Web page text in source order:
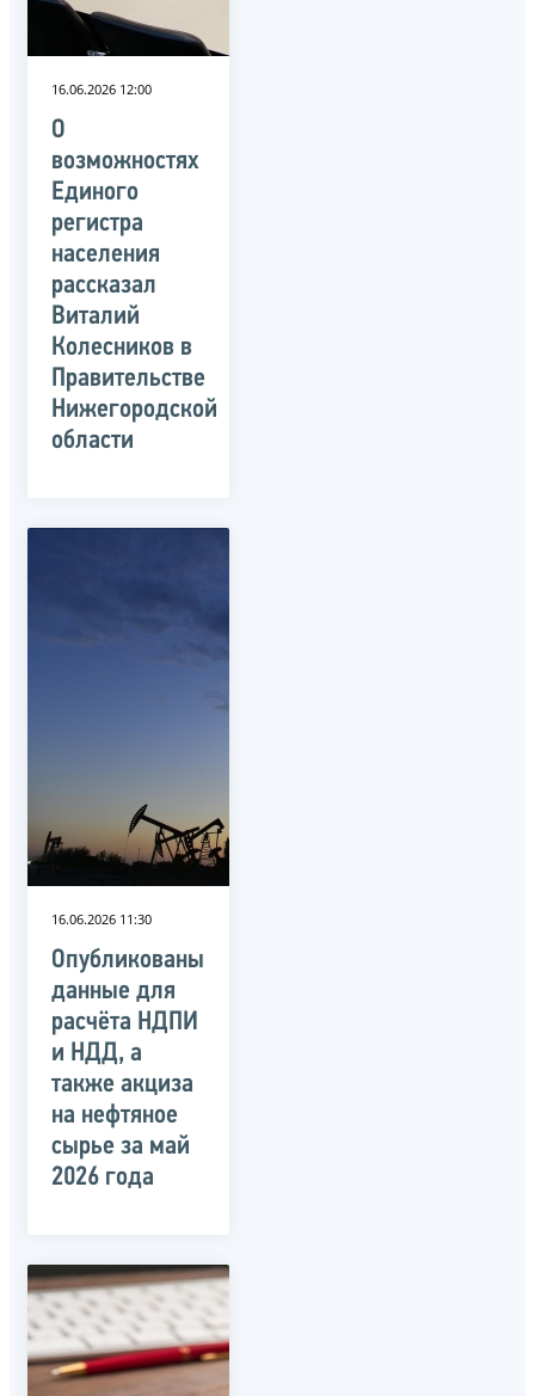
16.06.2026 12:00
О
возможностях
Единого
регистра
населения
рассказал
Виталий
Колесников в
Правительстве
Нижегородской
области
16.06.2026 11:30
Опубликованы
данные для
расчёта НДПИ
и НДД, а
также акциза
на нефтяное
сырье за май
2026 года